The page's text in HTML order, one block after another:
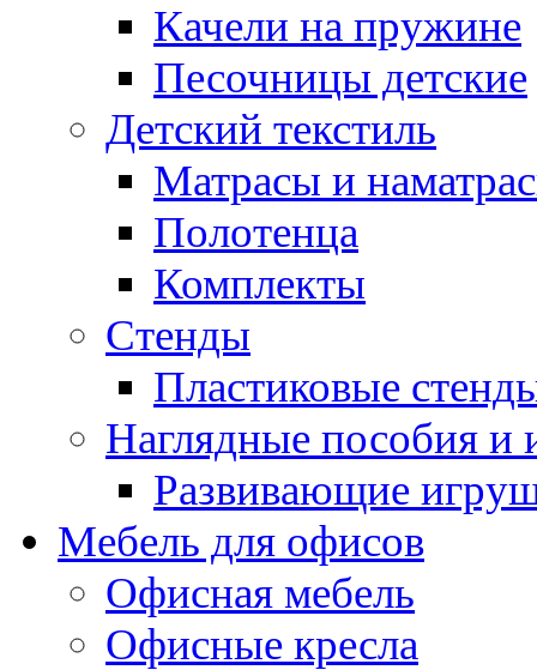
Качели на пружине
Песочницы детские
Детский текстиль
Матрасы и
Полотенца
Комплекты
Стенды
Пластиковые
Наглядные пособия и
Развивающие
Мебель для офисов
Офисная мебель
Офисные кресла